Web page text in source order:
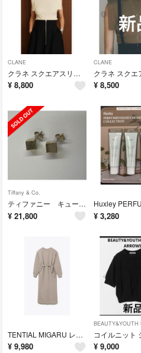
CLANE
クラネ スクエアスリーブニット SQUARE SLEEVE KNIT
¥ 8,800
CLANE
¥ 8,500
Tiffany & Co.
ティファニー キューブ ピアス
¥ 21,800 ¥ 3,280
TENTIAL MIGARU レディース ワンピース テンシャル
¥ 9,980 ¥ 9,000